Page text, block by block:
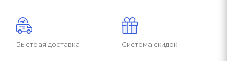
Быстрая доставка Система скидок